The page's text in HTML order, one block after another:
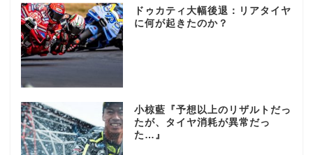
ドゥカティ大幅後退：リアタイヤ
に何が起きたのか？
小椋藍『予想以上のリザルトだっ
たが、タイヤ消耗が異常だっ
た…』